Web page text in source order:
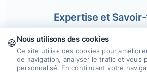
Expertise et
Nous mettons à profit notre
et nos compétences pour
sites internet attrayants et
🍪Nous utilisons des cookies
Ce site utilise des cookies pour
de navigation, analyser le trafic et vous
personnalisé. En continuant votre